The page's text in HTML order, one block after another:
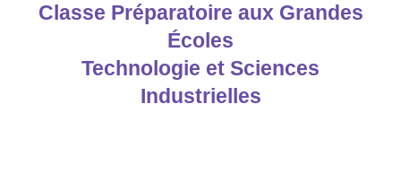
Classe Préparatoire aux Grandes
Écoles
Technologie et Sciences
Industrielles